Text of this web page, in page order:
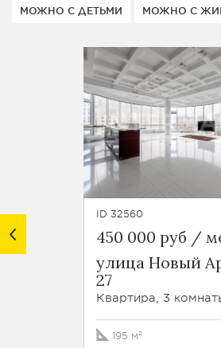
МОЖНО С ДЕТЬМИ МОЖНО С
ID 32560
450 000 руб /
улица Новый
27
Квартира, 3
195 м²